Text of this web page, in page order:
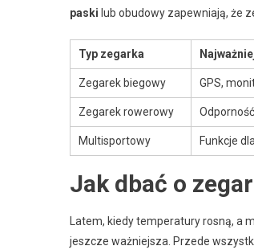
paski lub obudowy zapewniają, że
Typ zegarka
Zegarek biegowy GPS,
Zegarek rowerowy
Multisportowy Funkcje
Jak dbać o
Latem, kiedy temperatury rosną, a
jeszcze ważniejsza. Przede